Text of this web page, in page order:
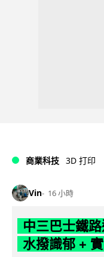
商業科技 3D 打印
Vin 16 小時
中三巴士鐵
水撥識郁 +